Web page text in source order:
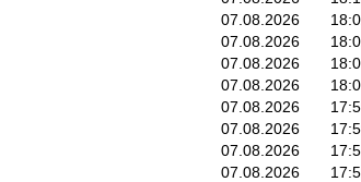
Validierung der
Zeitpunkt
nicht getroffen
-----------------------
dpa-AFX Broker -
07.08.2026
07.08.2026
07.08.2026
07.08.2026
07.08.2026
07.08.2026
07.08.2026
07.08.2026